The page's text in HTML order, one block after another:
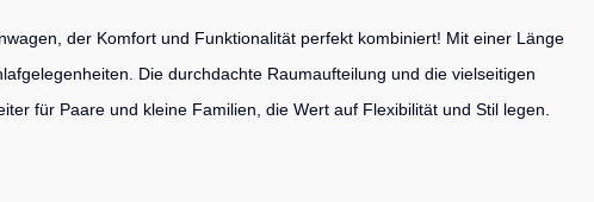
der Komfort und Funktionalität perfekt kombiniert! Mit einer Länge
Die durchdachte Raumaufteilung und die vielseitigen
für Paare und kleine Familien, die Wert auf Flexibilität und Stil legen.